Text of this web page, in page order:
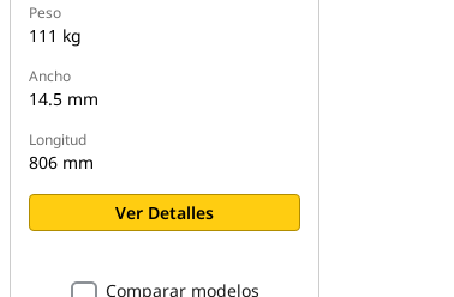
Peso
111 kg
Ancho
14.5 mm
Longitud
806 mm
Ver Detalles
Comparar modelos